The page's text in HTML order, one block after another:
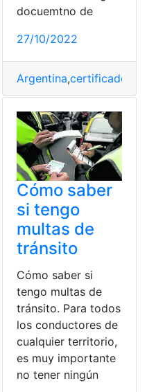
Leyes,nuevas
docuemtno de
27/10/2022
Argentina,certificados
Cómo saber
si tengo
multas de
tránsito
Cómo saber si
tengo multas de
tránsito. Para todos
los conductores de
cualquier territorio,
es muy importante
no tener ningún